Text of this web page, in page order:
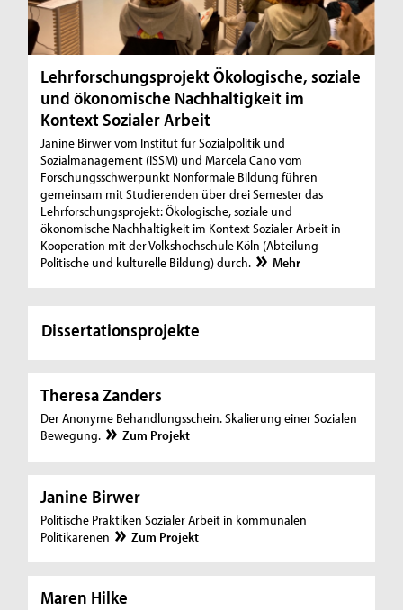
Lehrforschungsprojekt Ökologische, soziale
und ökonomische Nachhaltigkeit im
Kontext Sozialer Arbeit
Janine Birwer vom Institut für Sozialpolitik und
Sozialmanagement (ISSM) und Marcela Cano vom
Forschungsschwerpunkt Nonformale Bildung führen
gemeinsam mit Studierenden über drei Semester das
Lehrforschungsprojekt: Ökologische, soziale und
ökonomische Nachhaltigkeit im Kontext Sozialer Arbeit in
Kooperation mit der Volkshochschule Köln (Abteilung
Politische und kulturelle Bildung) durch.
Mehr
Dissertationsprojekte
Theresa Zanders
Der Anonyme Behandlungsschein. Skalierung einer Sozialen
Bewegung.
Zum Projekt
Janine Birwer
Politische Praktiken Sozialer Arbeit in kommunalen
Politikarenen
Zum Projekt
Maren Hilke